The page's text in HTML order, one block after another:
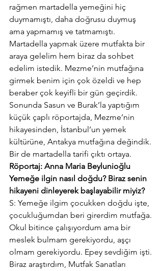
rağmen martadella yemeğini hiç
duymamıştı, daha doğrusu duymuş
ama yapmamış ve tatmamıştı.
Martadella yapmak üzere mutfakta bir
araya gelelim hem biraz da sohbet
edelim istedik. Mezme’nin mutfağına
girmek benim için çok özeldi ve hep
beraber çok keyifli bir gün geçirdik.
Sonunda Sasun ve Burak’la yaptığım
küçük çaplı röportajda, Mezme’nin
hikayesinden, İstanbul’un yemek
kültürüne, Antakya mutfağına değindik.
Bir de martadella tarifi çıktı ortaya.
Röportaj: Anna Maria Beylunioğlu
Yemeğe ilgin nasıl doğdu? Biraz senin
hikayeni dinleyerek başlayabilir miyiz?
S: Yemeğe ilgim çocukken doğdu işte,
çocukluğumdan beri girerdim mutfağa.
Okul bitince çalışıyordum ama bir
meslek bulmam gerekiyordu, aşçı
olmam gerekiyordu. Epey sevdiğim işti.
Biraz araştırdım, Mutfak Sanatları